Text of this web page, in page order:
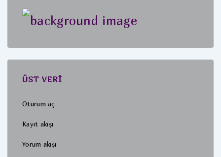
ÜST VERI
Oturum aç
Kayıt akışı
Yorum akışı